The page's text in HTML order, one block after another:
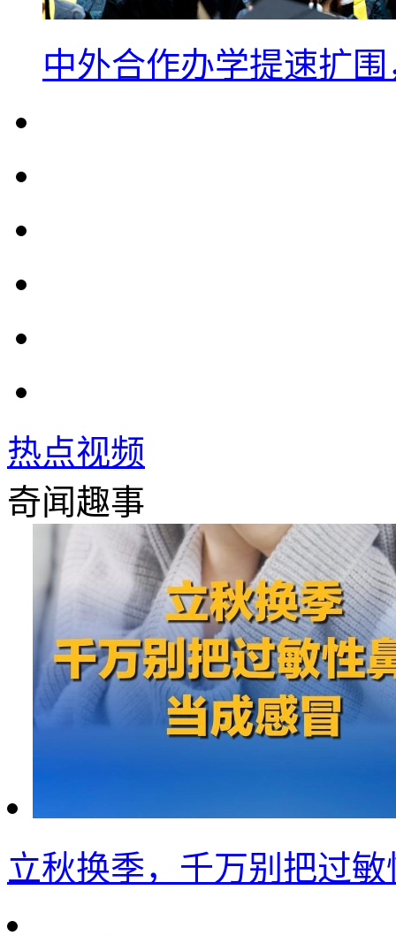
中外合作办学提速扩
热点视频
奇闻趣事
立秋换季，千万别把过